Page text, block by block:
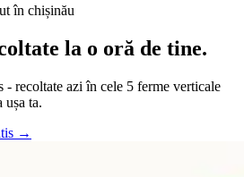
în chișinău
la o oră de tine.
- recoltate azi în cele 5 ferme verticale
ta.
→